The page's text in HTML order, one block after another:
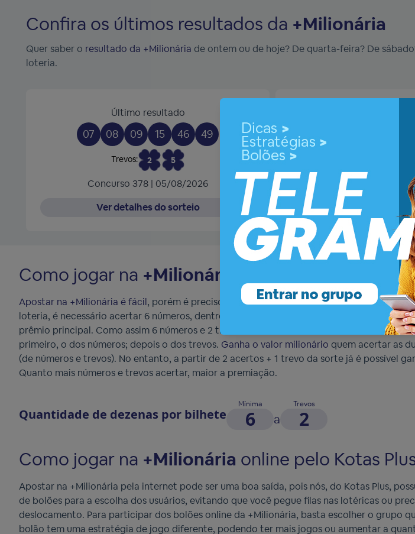
Confira os últimos resultados da +Milionária
Quer saber o resultado da +Milionária de ontem ou de hoje? De quarta-feira? De
loteria.
Último resultado
07 08 09 15 46 49
Trevos: 2 5
Concurso 378 | 05/08/2026
Ver detalhes do sorteio
Concurso 377 |
Ver detalhes
Como jogar na +Milionária
Apostar na +Milionária é fácil, porém é preciso também muita sorte para ganhar ao fazer
loteria, é necessário acertar 6 números, dentre 50 disponíveis, e mais 2 trevos, dentre 6,
prêmio principal. Como assim 6 números e 2 trevos? É isso mesmo. São realizados dois
primeiro, o dos números; depois o dos trevos. Ganha o valor milionário quem acertar as
(de números e trevos). No entanto, a partir de 2 acertos + 1 trevo da sorte já é possível
Quanto mais números e trevos acertar, maior a premiação.
Quantidade de dezenas por bilhete
Mínima
6 a
Trevos
2
Como jogar na +Milionária online pelo Kotas
Apostar na +Milionária pela internet pode ser uma boa saída, pois nós, do Kotas Plus,
de bolões para a escolha dos usuários, evitando que você pegue filas nas lotéricas ou
deslocamento. Para participar dos bolões online da +Milionária, basta escolher o grupo
bolão tem uma estratégia de jogo diferente, podendo ter mais jogos ou aumentar a